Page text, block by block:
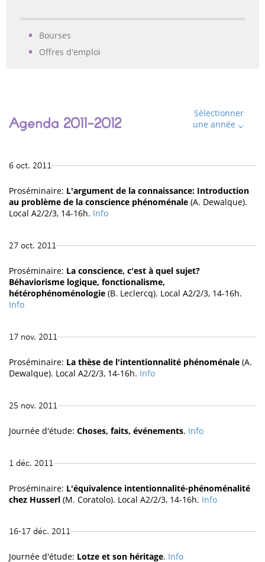
Bourses
Offres d'emploi
Sélectionner
une année
Agenda 2011-2012
6 oct. 2011
Proséminaire: L'argument de la connaissance: Introduction
au problème de la conscience phénoménale (A. Dewalque).
Local A2/2/3, 14-16h. Info
27 oct. 2011
Proséminaire: La conscience, c'est à quel sujet?
Béhaviorisme logique, fonctionalisme,
hétérophénoménologie (B. Leclercq). Local A2/2/3, 14-16h.
Info
17 nov. 2011
Proséminaire: La thèse de l'intentionnalité phénoménale (A.
Dewalque). Local A2/2/3, 14-16h. Info
25 nov. 2011
Journée d'étude: Choses, faits, événements. Info
1 déc. 2011
Proséminaire: L'équivalence intentionnalité-phénoménalité
chez Husserl (M. Coratolo). Local A2/2/3, 14-16h. Info
16-17 déc. 2011
Journée d'étude: Lotze et son héritage. Info